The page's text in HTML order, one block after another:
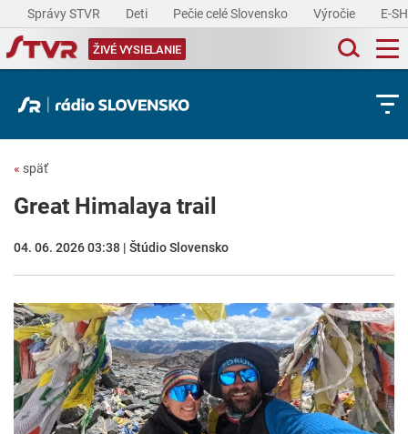
Správy STVR Deti Pečie celé Slovensko Výročie E-
ŽIVÉ VYSIELANIE
« späť
Great Himalaya trail
04. 06. 2026 03:38 | Štúdio Slovensko